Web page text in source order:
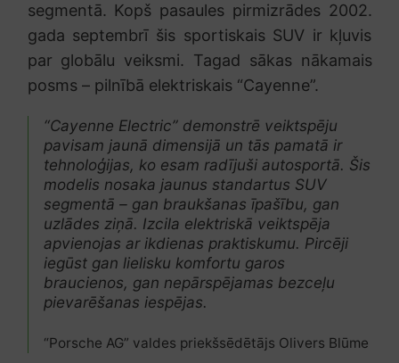
segmentā. Kopš pasaules pirmizrādes 2002.
gada septembrī šis sportiskais SUV ir kļuvis
par globālu veiksmi. Tagad sākas nākamais
posms – pilnībā elektriskais “Cayenne”.
“Cayenne Electric” demonstrē veiktspēju
pavisam jaunā dimensijā un tās pamatā ir
tehnoloģijas, ko esam radījuši autosportā. Šis
modelis nosaka jaunus standartus SUV
segmentā – gan braukšanas īpašību, gan
uzlādes ziņā. Izcila elektriskā veiktspēja
apvienojas ar ikdienas praktiskumu. Pircēji
iegūst gan lielisku komfortu garos
braucienos, gan nepārspējamas bezceļu
pievarēšanas iespējas.
“Porsche AG” valdes priekšsēdētājs Olivers Blūme